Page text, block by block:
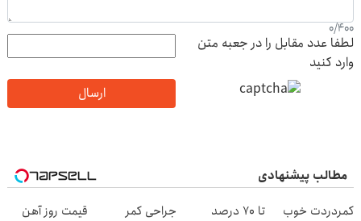
0/400
لطفا عدد مقابل را در جعبه متن
وارد کنید
ارسال
مطالب پیشنهادی
کمردردت خوب
تا 70 درصد
جراحی کمر
قیمت روز آهن